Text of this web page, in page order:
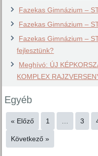
Fazekas Gimnázium –
Fazekas Gimnázium –
Fazekas Gimnázium –
fejlesztünk?
Meghívó: ÚJ
KOMPLEX
Egyéb
« Előző 1 3
Következő »